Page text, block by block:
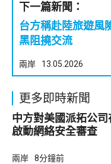
下一篇新聞：
台方稱赴陸旅遊
黑阻撓交流
兩岸 13.05.2026
更多即時新聞
中方對美國派拓公
啟動網絡安全審查
兩岸 8分鐘前